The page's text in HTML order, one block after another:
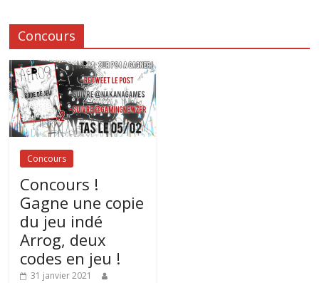
Concours
Concours
Concours !
Gagne une copie
du jeu indé
Arrog, deux
codes en jeu !
31 janvier 2021